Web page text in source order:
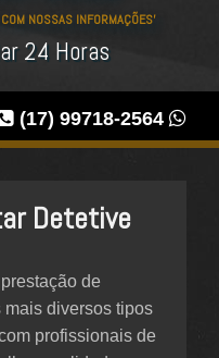
NOSSAS INFORMAÇÕES'
24 Horas
(17) 99718-2564
Detetive
de
diversos tipos
profissionais de